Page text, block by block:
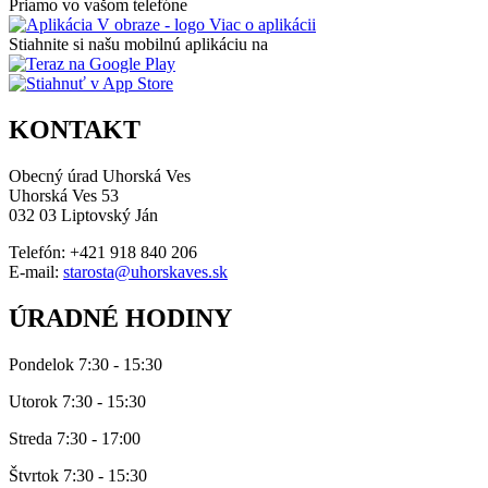
Priamo vo vašom telefóne
Viac o aplikácii
Stiahnite si našu mobilnú aplikáciu na
KONTAKT
Obecný úrad Uhorská Ves
Uhorská Ves 53
032 03 Liptovský Ján
Telefón: +421 918 840 206
E-mail: starosta@uhorskaves.sk
ÚRADNÉ HODINY
Pondelok 7:30 - 15:30
Utorok 7:30 - 15:30
Streda 7:30 - 17:00
Štvrtok 7:30 - 15:30